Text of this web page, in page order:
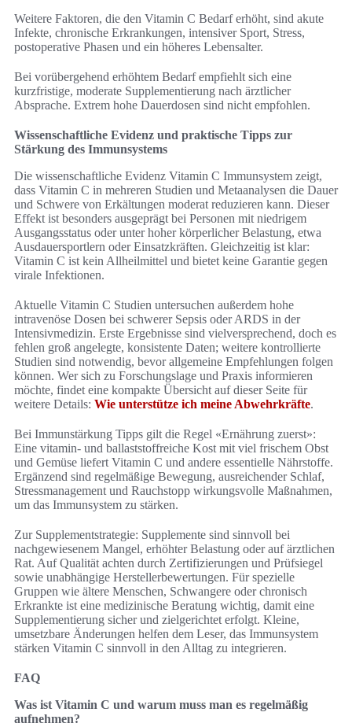
Weitere Faktoren, die den Vitamin C Bedarf erhöht, sind akute
Infekte, chronische Erkrankungen, intensiver Sport, Stress,
postoperative Phasen und ein höheres Lebensalter.
Bei vorübergehend erhöhtem Bedarf empfiehlt sich eine
kurzfristige, moderate Supplementierung nach ärztlicher
Absprache. Extrem hohe Dauerdosen sind nicht empfohlen.
Wissenschaftliche Evidenz und praktische Tipps zur
Stärkung des Immunsystems
Die wissenschaftliche Evidenz Vitamin C Immunsystem zeigt,
dass Vitamin C in mehreren Studien und Metaanalysen die Dauer
und Schwere von Erkältungen moderat reduzieren kann. Dieser
Effekt ist besonders ausgeprägt bei Personen mit niedrigem
Ausgangsstatus oder unter hoher körperlicher Belastung, etwa
Ausdauersportlern oder Einsatzkräften. Gleichzeitig ist klar:
Vitamin C ist kein Allheilmittel und bietet keine Garantie gegen
virale Infektionen.
Aktuelle Vitamin C Studien untersuchen außerdem hohe
intravenöse Dosen bei schwerer Sepsis oder ARDS in der
Intensivmedizin. Erste Ergebnisse sind vielversprechend, doch es
fehlen groß angelegte, konsistente Daten; weitere kontrollierte
Studien sind notwendig, bevor allgemeine Empfehlungen folgen
können. Wer sich zu Forschungslage und Praxis informieren
möchte, findet eine kompakte Übersicht auf dieser Seite für
weitere Details: Wie unterstütze ich meine Abwehrkräfte.
Bei Immunstärkung Tipps gilt die Regel «Ernährung zuerst»:
Eine vitamin‑ und ballaststoffreiche Kost mit viel frischem Obst
und Gemüse liefert Vitamin C und andere essentielle Nährstoffe.
Ergänzend sind regelmäßige Bewegung, ausreichender Schlaf,
Stressmanagement und Rauchstopp wirkungsvolle Maßnahmen,
um das Immunsystem zu stärken.
Zur Supplementstrategie: Supplemente sind sinnvoll bei
nachgewiesenem Mangel, erhöhter Belastung oder auf ärztlichen
Rat. Auf Qualität achten durch Zertifizierungen und Prüfsiegel
sowie unabhängige Herstellerbewertungen. Für spezielle
Gruppen wie ältere Menschen, Schwangere oder chronisch
Erkrankte ist eine medizinische Beratung wichtig, damit eine
Supplementierung sicher und zielgerichtet erfolgt. Kleine,
umsetzbare Änderungen helfen dem Leser, das Immunsystem
stärken Vitamin C sinnvoll in den Alltag zu integrieren.
FAQ
Was ist Vitamin C und warum muss man es regelmäßig
aufnehmen?